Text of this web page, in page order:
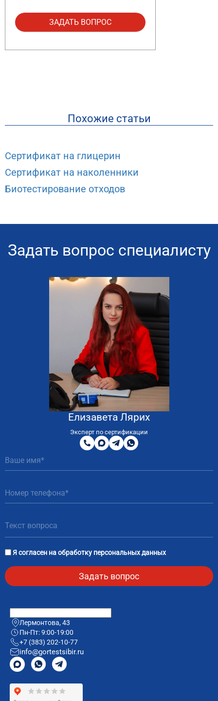
Похожие статьи
Сертификат на глицерин
Сертификат на наколенники
Биотестирование отходов
Задать вопрос специалисту
Елизавета Лярих
Эксперт по сертификации
8
800
200
51
MAXTelegram
WhatsApp
Я согласен наобработку персональных данных
Лермонтова, 43
Пн-Пт: 9:00-19:00
+7 (383) 202-10-77
info@gortestsibir.ru